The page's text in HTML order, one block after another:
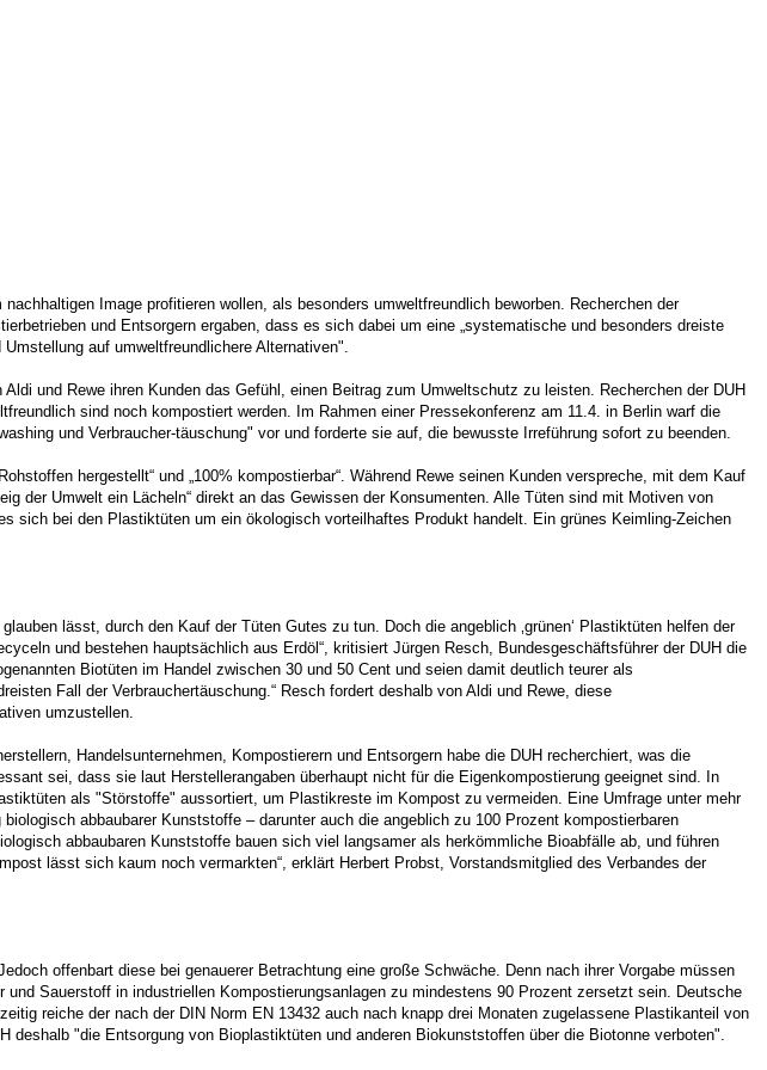
Image profitieren wollen, als besonders umweltfreundlich beworben. Recherchen der
und Entsorgern ergaben, dass es sich dabei um eine „systematische und besonders dreiste
auf umweltfreundlichere Alternativen".
und Rewe ihren Kunden das Gefühl, einen Beitrag zum Umweltschutz zu leisten. Recherchen der DUH
sind noch kompostiert werden. Im Rahmen einer Pressekonferenz am 11.4. in Berlin warf die
und Verbraucher-täuschung" vor und forderte sie auf, die bewusste Irreführung sofort zu beenden.
hergestellt“ und „100% kompostierbar“. Während Rewe seinen Kunden verspreche, mit dem Kauf
der Umwelt ein Lächeln“ direkt an das Gewissen der Konsumenten. Alle Tüten sind mit Motiven von
sich bei den Plastiktüten um ein ökologisch vorteilhaftes Produkt handelt. Ein grünes Keimling-Zeichen
lässt, durch den Kauf der Tüten Gutes zu tun. Doch die angeblich ‚grünen‘ Plastiktüten helfen der
und bestehen hauptsächlich aus Erdöl“, kritisiert Jürgen Resch, Bundesgeschäftsführer der DUH die
Biotüten im Handel zwischen 30 und 50 Cent und seien damit deutlich teurer als
Fall der Verbrauchertäuschung.“ Resch fordert deshalb von Aldi und Rewe, diese
umzustellen.
Handelsunternehmen, Kompostierern und Entsorgern habe die DUH recherchiert, was die
sei, dass sie laut Herstellerangaben überhaupt nicht für die Eigenkompostierung geeignet sind. In
als "Störstoffe" aussortiert, um Plastikreste im Kompost zu vermeiden. Eine Umfrage unter mehr
abbaubarer Kunststoffe – darunter auch die angeblich zu 100 Prozent kompostierbaren
abbaubaren Kunststoffe bauen sich viel langsamer als herkömmliche Bioabfälle ab, und führen
lässt sich kaum noch vermarkten“, erklärt Herbert Probst, Vorstandsmitglied des Verbandes der
offenbart diese bei genauerer Betrachtung eine große Schwäche. Denn nach ihrer Vorgabe müssen
Sauerstoff in industriellen Kompostierungsanlagen zu mindestens 90 Prozent zersetzt sein. Deutsche
reiche der nach der DIN Norm EN 13432 auch nach knapp drei Monaten zugelassene Plastikanteil von
"die Entsorgung von Bioplastiktüten und anderen Biokunststoffen über die Biotonne verboten".